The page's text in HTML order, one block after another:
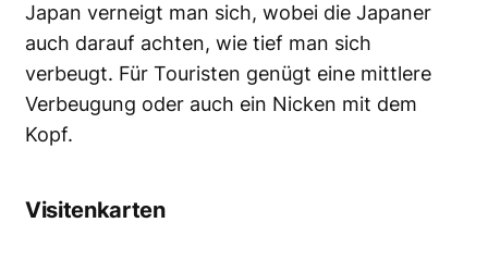
Japan verneigt man sich, wobei die Japaner
auch darauf achten, wie tief man sich
verbeugt. Für Touristen genügt eine mittlere
Verbeugung oder auch ein Nicken mit dem
Kopf.
Visitenkarten